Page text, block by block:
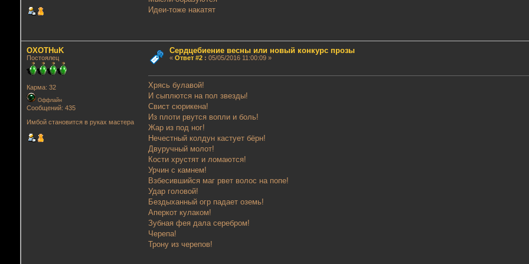
Идеи-тоже накатят
OXOTHuK
Постоялец
Карма: 32
Оффлайн
Сообщений: 435
Имбой становится в руках мастера
Сердцебиение весны или новый конкурс прозы
« Ответ #2: 05/05/2016 11:00:09 »
Хрясь булавой!
И сыплются на пол звезды!
Свист сюрикена!
Из плоти рвутся вопли и боль!
Жар из под ног!
Нечестный колдун кастует бёрн!
Двуручный молот!
Кости хрустят и ломаются!
Урчин с камнем!
Взбесившийся маг рвет волос на попе!
Удар головой!
Бездыханный огр падает оземь!
Аперкот кулаком!
Зубная фея дала серебром!
Черепа!
Трону из черепов!